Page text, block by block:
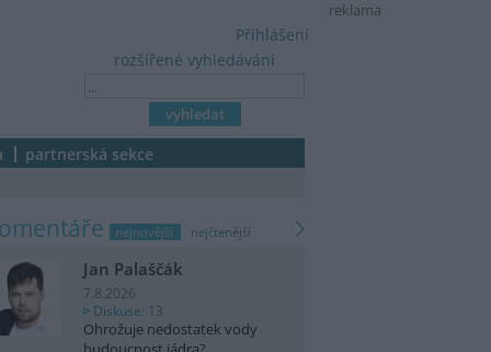
reklama
rozšířené vyhledávání
Přihlášení
partnerská sekce
nejnovější nejčtenější
Jan Palaščák
7.8.2026
Diskuse: 13
Ohrožuje nedostatek vody